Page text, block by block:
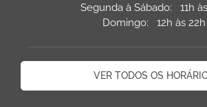
Segunda à Sábado: 11h
Domingo: 12h às 22h
VER TODOS OS